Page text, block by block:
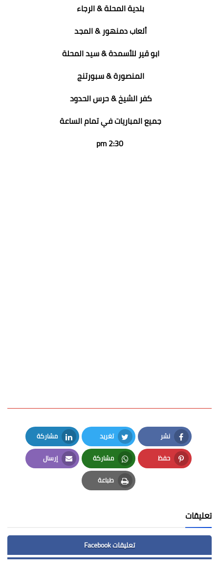
بلدية المحلة & الرجاء
ألعاب دمنهور & المجد
ابو قير للأسمدة & سيد المحلة
المنصورة & سبورتنج
كفر الشيخ & حرس الحدود
جميع المباريات في تمام الساعة
2:30 pm
نشر
Facebook
تغريد
Twitter
مشاركة
LinkedIn
حفظ
Pinterest
مشاركة
Whatsapp
إرسال
Email
طباعة
Print
تعليقات
تعليقات Facebook